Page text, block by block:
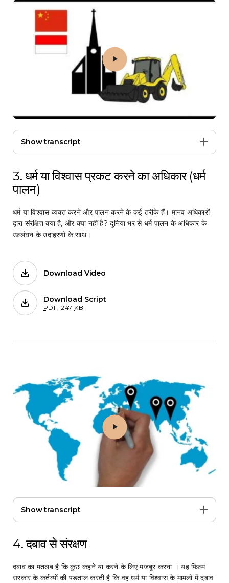
Play 3. धर्म या विश्वास प्रकट करने का अधिकार
Show transcript
3. धर्म या विश्वास प्रकट करने का अधिकार (धर्म
पालन)
धर्म या विश्वास व्यक्त करने और पालन करने के कई तरीके हैं। मानव अधिकारों
द्वारा संरक्षित क्या है, और क्या नहीं है? दुनिया भर से धर्म पालन के अधिकार के
उल्लंघन के उदाहरणों के साथ।
Download Video
Download Scriptfor 3. धर्म या विश्वास प्रकट करने का अधिकार
PDF ,247 KB
Play 4. दबाव से संरक्षण
Show transcript
4. दबाव से संरक्षण
दबाव का मतलब है कि कुछ कहने या करने के लिए मजबूर करना । यह फिल्म
सरकार के कर्तव्यों की पड़ताल करती है कि वह धर्म या विश्वास के मामलों में दबाव